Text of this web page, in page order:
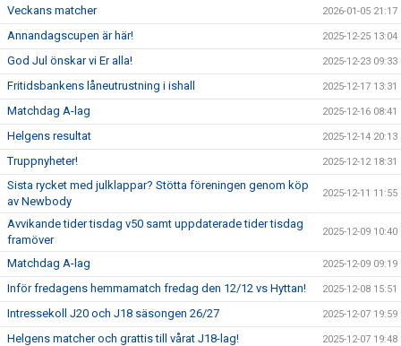
Veckans matcher 2026-01-05 21:17
Annandagscupen är här! 2025-12-25 13:04
God Jul önskar vi Er alla! 2025-12-23 09:33
Fritidsbankens låneutrustning i ishall 2025-12-17 13:31
Matchdag A-lag 2025-12-16 08:41
Helgens resultat 2025-12-14 20:13
Truppnyheter! 2025-12-12 18:31
Sista rycket med julklappar? Stötta föreningen genom köp
av Newbody
2025-12-11 11:55
Avvikande tider tisdag v50 samt uppdaterade tider tisdag
framöver
2025-12-09 10:40
Matchdag A-lag 2025-12-09 09:19
Inför fredagens hemmamatch fredag den 12/12 vs Hyttan! 2025-12-08 15:51
Intressekoll J20 och J18 säsongen 26/27 2025-12-07 19:59
Helgens matcher och grattis till vårat J18-lag! 2025-12-07 19:48